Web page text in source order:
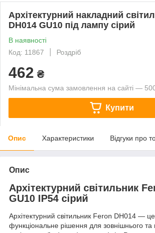
Архітектурний накладний
DH014 GU10 під лампу сірий
В наявності
Код: 11867
Роздріб
462 ₴
Мінімальна сума замовлення на сайті —
Купити
Опис Характеристики Відгуки про
Опис
Архітектурний світильник
GU10 IP54 сірий
Архітектурний світильник Feron DH014 —
функціональне рішення для зовнішнього та